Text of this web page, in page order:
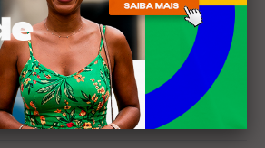
SANEAMENTO
Câmara de Búzios aprova
audiência pública para
discutir atuação e serviços
da Prolagos